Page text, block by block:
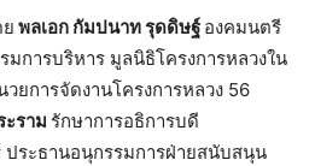
พลเอก กัมปนาท รุดดิษฐ์ องคมนตรี
มการบริหาร มูลนิธิโครงการหลวงใน
ยการจัดงานโครงการหลวง 56
ะราม รักษาการอธิการบดี
ประธานอนุกรรมการฝ่ายสนับสนุน